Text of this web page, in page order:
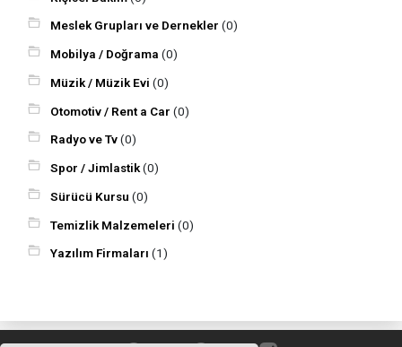
Meslek Grupları ve Dernekler(0)
Mobilya / Doğrama(0)
Müzik / Müzik Evi(0)
Otomotiv / Rent a Car(0)
Radyo ve Tv(0)
Spor / Jimlastik(0)
Sürücü Kursu(0)
Temizlik Malzemeleri(0)
Yazılım Firmaları(1)